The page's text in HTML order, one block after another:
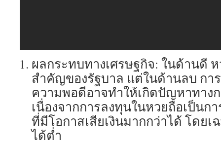
ผลกระทบทางเศรษฐกิจ: ในด้านดี
สำคัญของรัฐบาล แต่ในด้านลบ กา
ความพอดีอาจทำให้เกิดปัญหาทางก
เนื่องจากการลงทุนในหวยถือเป็นกา
ที่มีโอกาสเสียเงินมากกว่าได้ โดย
ได้ต่ำ